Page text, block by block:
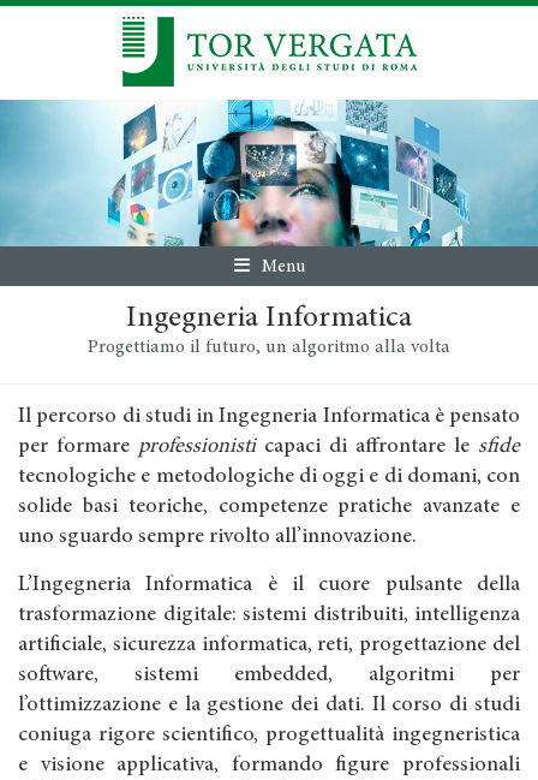
Menu
Ingegneria Informatica
Progettiamo il futuro, un algoritmo alla volta
Il percorso di studi in Ingegneria Informatica è pensato
per formare professionisticapaci di affrontare le sfide
tecnologiche e metodologiche di oggi e di domani, con
solide basi teoriche, competenze pratiche avanzate e
uno sguardo sempre rivolto all’innovazione.
L’Ingegneria Informatica è il cuore pulsante della
trasformazione digitale: sistemi distribuiti, intelligenza
artificiale, sicurezza informatica, reti, progettazione del
software, sistemi embedded, algoritmi per
l’ottimizzazione e la gestione dei dati. Il corso di studi
coniuga rigore scientifico, progettualità ingegneristica
e visione applicativa, formando figure professionali